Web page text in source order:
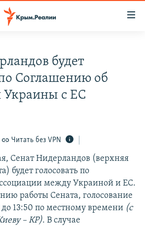
11 ИСТОРИЙ СОПРОТИВЛЕНИЯ
будет
Соглашению об
Украины с ЕС
Читать без VPN
Сенат Нидерландов (верхняя
будет голосовать по
между Украиной и ЕС.
работы Сената, голосование
до 13:50 по местному времени (с
– КР). В случае